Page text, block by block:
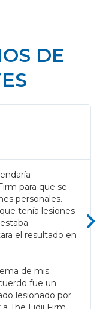
DE
para que se
personales.
tenía lesiones
el resultado en
de mis
fue un
lesionado por